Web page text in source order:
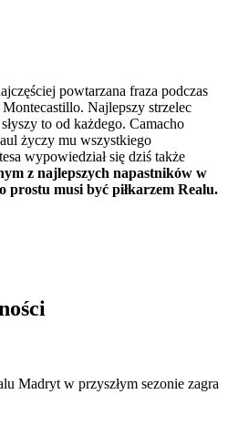
powtarzana fraza podczas
Najlepszy strzelec
to od każdego. Camacho
życzy mu wszystkiego
wypowiedział się dziś także
z najlepszych napastników w
musi być piłkarzem Realu.
Madryt w przyszłym sezonie zagra